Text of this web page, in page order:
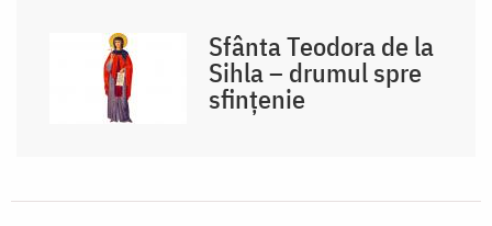
Sfânta Teodora de la
Sihla – drumul spre
sfințenie